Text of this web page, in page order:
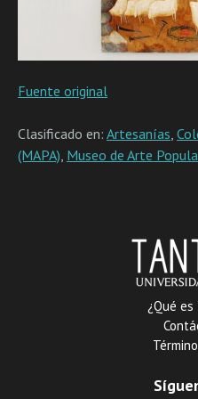
Fuente original
Clasificado en: Artesanías,
(MAPA), Museo de Arte
¿Qué